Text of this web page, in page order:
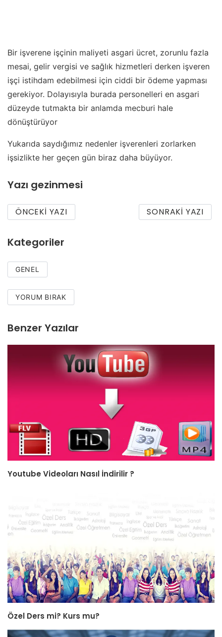
Bir işverene işçinin maliyeti asgari ücret, zorunlu fazla
mesai, gelir vergisi ve sağlık hizmetleri derken işveren
işçi istihdam edebilmesi için ciddi bir ödeme yapması
gerekiyor. Dolayısıyla burada personelleri en asgari
düzeyde tutmakta bir anlamda mecburi hale
dönüştürüyor
Yukarıda saydığımız nedenler işverenleri zorlarken
işsizlikte her geçen gün biraz daha büyüyor.
Yazı gezinmesi
ÖNCEKI YAZI SONRAKI YAZI
Kategoriler
GENEL
YORUM BIRAK
Benzer Yazılar
Youtube Videoları Nasıl İndirilir ?
Özel Ders mi? Kurs mu?